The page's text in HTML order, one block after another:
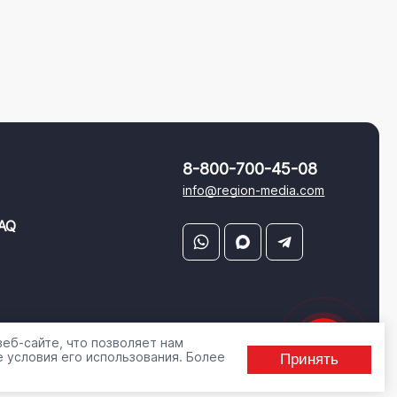
8-800-700-45-08
info@region-media.com
сайте, что позволяет нам
его использования. Более
Принять